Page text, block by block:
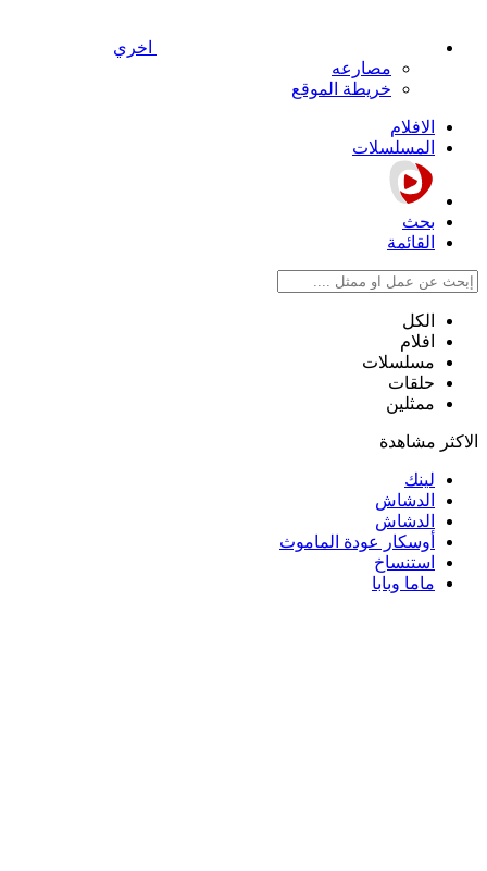
اخري
مصارعه
خريطة الموقع
الافلام
المسلسلات
بحث
القائمة
الكل
افلام
مسلسلات
حلقات
ممثلين
الاكثر مشاهدة
لينك
الدشاش
الدشاش
أوسكار عودة الماموث
استنساخ
ماما وبابا